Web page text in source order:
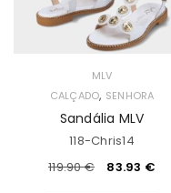
MLV
CALÇADO, SENHORA
Sandália MLV
118-Chris14
119.90€ 83.93 €